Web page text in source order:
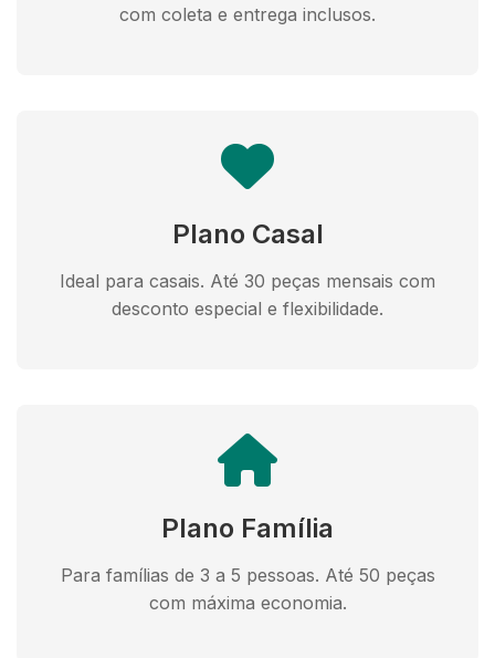
com coleta e entrega inclusos.
Plano Casal
Ideal para casais. Até 30 peças mensais com
desconto especial e flexibilidade.
Plano Família
Para famílias de 3 a 5 pessoas. Até 50 peças
com máxima economia.